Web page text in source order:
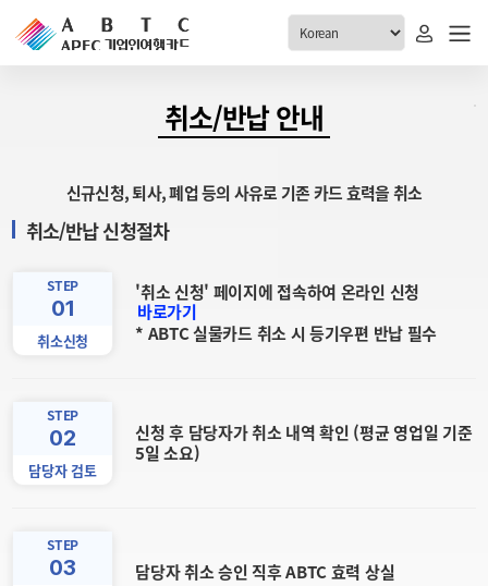
ABTC 전체메뉴
ABTC 제도 소개
VABTC 안내
신규발급 안내
재발급 안내
신청
취소
신청진행 현황
고객센터
공지사항
취소/반납 안내
신규신청, 퇴사, 폐업 등의 사유로 기존 카드 효력을 취소
취소/반납 신청절차
STEP
01
취소신청
'취소 신청' 페이지에 접속하여 온라인 신청
바로가기
* ABTC 실물카드 취소 시 등기우편 반납 필수
STEP
02
담당자 검토
신청 후 담당자가 취소 내역 확인 (평균 영업일 기준
5일 소요)
STEP
03 담당자 취소 승인 직후 ABTC 효력 상실